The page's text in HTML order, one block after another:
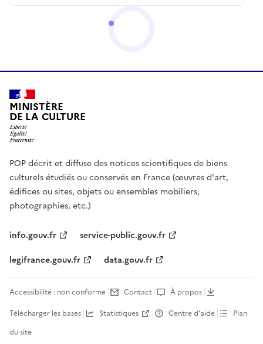
MINISTÈRE
DE LA CULTURE
POP décrit et diffuse des notices scientifiques de biens
culturels étudiés ou conservés en France (œuvres d'art,
édifices ou sites, objets ou ensembles mobiliers,
photographies, etc.)
info.gouv.fr
service-public.gouv.fr
legifrance.gouv.fr
data.gouv.fr
Accessibilité : non conforme Contact
À propos
Télécharger les bases
Statistiques Centre d’aide
Plan
du site